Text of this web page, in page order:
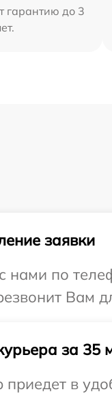
гарантию до 3
заявки
нами по
Вам
за 35
в